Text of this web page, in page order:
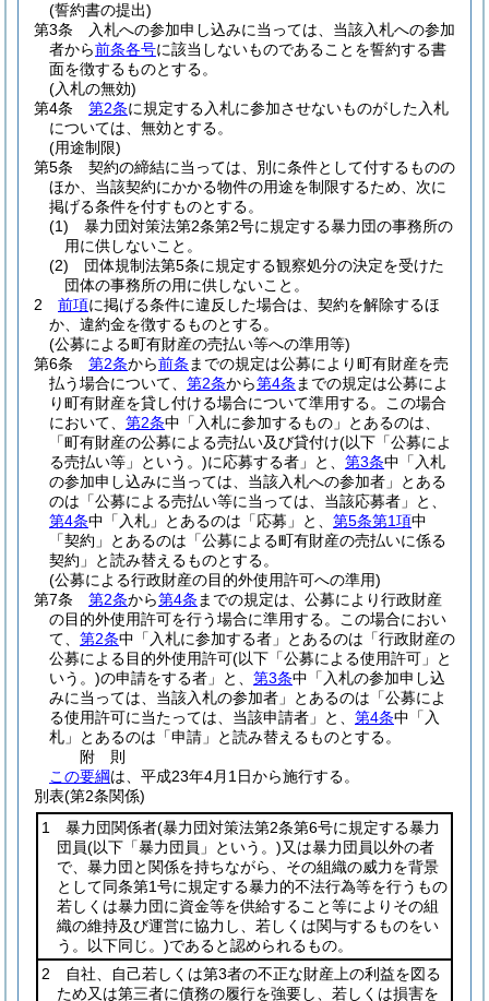
(誓約書の提出)
第3条
入札への参加申し込みに当っては、当該入札への参加
者から前条各号に該当しないものであることを誓約する書
面を徴するものとする。
(入札の無効)
第4条
第2条に規定する入札に参加させないものがした入札
については、無効とする。
(用途制限)
第5条
契約の締結に当っては、別に条件として付するものの
ほか、当該契約にかかる物件の用途を制限するため、次に
掲げる条件を付すものとする。
(1)
暴力団対策法第2条第2号に規定する暴力団の事務所の
用に供しないこと。
(2)
団体規制法第5条に規定する観察処分の決定を受けた
団体の事務所の用に供しないこと。
2
前項に掲げる条件に違反した場合は、契約を解除するほ
か、違約金を徴するものとする。
(公募による町有財産の売払い等への準用等)
第6条
第2条から前条 までの規定は公募により町有財産を売
払う場合について、 第2条から第4条 までの規定は公募によ
り町有財産を貸し付ける場合について準用する。
この場合
において、 第2条中「入札に参加するもの」とあるのは、
「町有財産の公募による売払い及び貸付け(以下「公募によ
る売払い等」という。)に応募する者」と、 第3条中「入札
の参加申し込みに当っては、当該入札への参加者」とある
のは「公募による売払い等に当っては、当該応募者」と、
第4条中「入札」とあるのは「応募」と、 第5条第1項中
「契約」とあるのは「公募による町有財産の売払いに係る
契約」と読み替えるものとする。
(公募による行政財産の目的外使用許可への準用)
第7条
第2条から第4条 までの規定は、公募により行政財産
の目的外使用許可を行う場合に準用する。
この場合におい
て、 第2条中「入札に参加する者」とあるのは「行政財産の
公募による目的外使用許可(以下「公募による使用許可」と
いう。)の申請をする者」と、 第3条中「入札の参加申し込
みに当っては、当該入札の参加者」とあるのは「公募によ
る使用許可に当たっては、当該申請者」と、 第4条中「入
札」とあるのは「申請」と読み替えるものとする。
附 則
この要綱は、平成23年4月1日から施行する。
別表(第2条関係)
1 暴力団関係者(暴力団対策法第2条第6号に規定する暴力
団員(以下「暴力団員」という。)又は暴力団員以外の者
で、暴力団と関係を持ちながら、その組織の威力を背景
として同条第1号に規定する暴力的不法行為等を行うもの
若しくは暴力団に資金等を供給すること等によりその組
織の維持及び運営に協力し、若しくは関与するものをい
う。以下同じ。)であると認められるもの。
2 自社、自己若しくは第3者の不正な財産上の利益を図る
ため又は第三者に債務の履行を強要し、若しくは損害を